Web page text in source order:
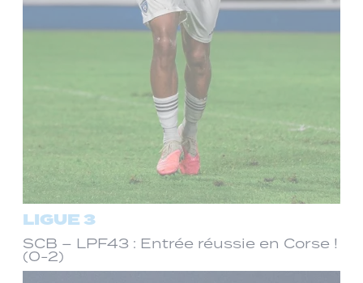
LIGUE 3
SCB – LPF43 : Entrée réussie en Corse !
(0-2)